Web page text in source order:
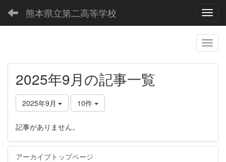
熊本県立第二高等学校
2025年9月の記事一覧
2025年9月 10件
記事がありません。
アーカイブトップページ